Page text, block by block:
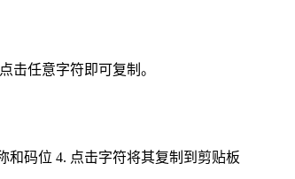
击任意字符即可复制。
和码位 4. 点击字符将其复制到剪贴板